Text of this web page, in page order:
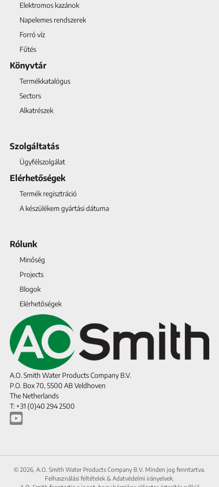
Elektromos kazánok
Napelemes rendszerek
Forró víz
Fűtés
Könyvtár
Termékkatalógus
Sectors
Alkatrészek
Szolgáltatás
Ügyfélszolgálat
Elérhetőségek
Termék regisztráció
A készülékem gyártási dátuma
Rólunk
Minőség
Projects
Blogok
Elérhetőségek
A.O. Smith Water Products Company B.V.
P.O. Box 70, 5500 AB Veldhoven
The Netherlands
T: +31 (0)40 294 2500
© 2026, A.O. Smith Water Products Company B.V. Minden jog fenntartva.
Felhasználási feltételek & Adatvédelmi irányelvek.